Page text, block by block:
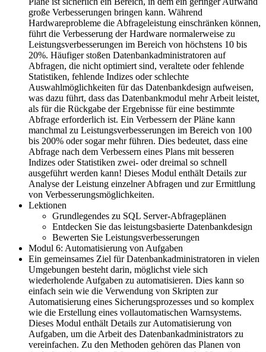
große Verbesserungen bringen kann. Während
Hardwareprobleme die Abfrageleistung einschränken können,
führt die Verbesserung der Hardware normalerweise zu
Leistungsverbesserungen im Bereich von höchstens 10 bis
20%. Häufiger stoßen Datenbankadministratoren auf
Abfragen, die nicht optimiert sind, veraltete oder fehlende
Statistiken, fehlende Indizes oder schlechte
Auswahlmöglichkeiten für das Datenbankdesign aufweisen,
was dazu führt, dass das Datenbankmodul mehr Arbeit leistet,
als für die Rückgabe der Ergebnisse für eine bestimmte
Abfrage erforderlich ist. Ein Verbessern der Pläne kann
manchmal zu Leistungsverbesserungen im Bereich von 100
bis 200% oder sogar mehr führen. Dies bedeutet, dass eine
Abfrage nach dem Verbessern eines Plans mit besseren
Indizes oder Statistiken zwei- oder dreimal so schnell
ausgeführt werden kann! Dieses Modul enthält Details zur
Analyse der Leistung einzelner Abfragen und zur Ermittlung
von Verbesserungsmöglichkeiten.
Lektionen
Grundlegendes zu SQL Server-Abfrageplänen
Entdecken Sie das leistungsbasierte Datenbankdesign
Bewerten Sie Leistungsverbesserungen
Modul 6: Automatisierung von Aufgaben
Ein gemeinsames Ziel für Datenbankadministratoren in vielen
Umgebungen besteht darin, möglichst viele sich
wiederholende Aufgaben zu automatisieren. Dies kann so
einfach sein wie die Verwendung von Skripten zur
Automatisierung eines Sicherungsprozesses und so komplex
wie die Erstellung eines vollautomatischen Warnsystems.
Dieses Modul enthält Details zur Automatisierung von
Aufgaben, um die Arbeit des Datenbankadministrators zu
vereinfachen. Zu den Methoden gehören das Planen von